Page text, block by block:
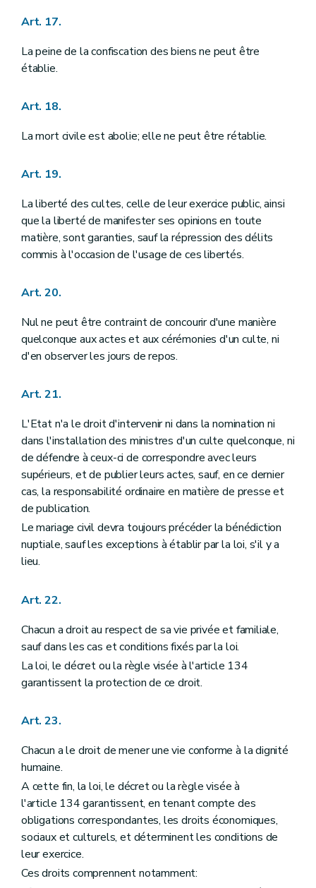
Art. 172
Art. 174
Art. 175
Art. 176
Art. 178
Art. 179
Art. 181
Art. 183
Art. 185
Art. 186
Titre VII DISPOSITIONS GENERALES
Art. 187
Art. 188
Art. 190
Art. 191
Art. 192
Art. 193
Art. 194
Titre VIII DE LA REVISION DE LA CONSTITUTION
Art. 197
Titre IX ENTREE EN VIGUEUR ET DISPOSITIONS TRANSITOIRES
Annexe
Annexe
Annexe
Art. 17.
La peine de la confiscation des biens ne peut être
établie.
Art. 18.
La mort civile est abolie; elle ne peut être rétablie.
Art. 19.
La liberté des cultes, celle de leur exercice public, ainsi
que la liberté de manifester ses opinions en toute
matière, sont garanties, sauf la répression des délits
commis à l'occasion de l'usage de ces libertés.
Art. 20.
Nul ne peut être contraint de concourir d'une manière
quelconque aux actes et aux cérémonies d'un culte, ni
d'en observer les jours de repos.
Art. 21.
L'Etat n'a le droit d'intervenir ni dans la nomination ni
dans l'installation des ministres d'un culte quelconque, ni
de défendre à ceux-ci de correspondre avec leurs
supérieurs, et de publier leurs actes, sauf, en ce dernier
cas, la responsabilité ordinaire en matière de presse et
de publication.
Le mariage civil devra toujours précéder la bénédiction
nuptiale, sauf les exceptions à établir par la loi, s'il y a
lieu.
Art. 22.
Chacun a droit au respect de sa vie privée et familiale,
sauf dans les cas et conditions fixés par la loi.
La loi, le décret ou la règle visée à l'article 134
garantissent la protection de ce droit.
Art. 23.
Chacun a le droit de mener une vie conforme à la dignité
humaine.
A cette fin, la loi, le décret ou la règle visée à
l'article 134 garantissent, en tenant compte des
obligations correspondantes, les droits économiques,
sociaux et culturels, et déterminent les conditions de
leur exercice.
Ces droits comprennent notamment: